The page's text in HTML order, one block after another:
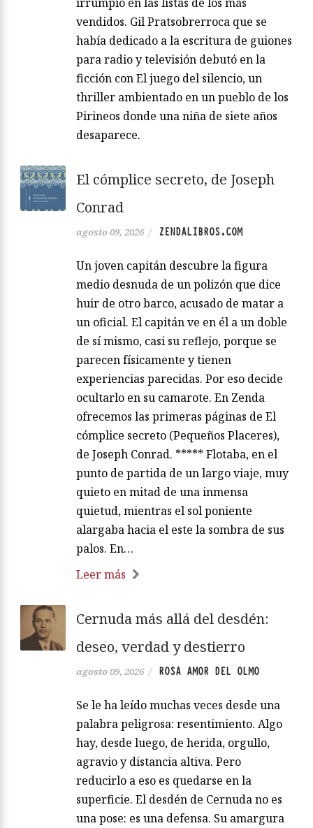
vendidos. Gil Pratsobrerroca que se
había dedicado a la escritura de guiones
para radio y televisión debutó en la
ficción con El juego del silencio, un
thriller ambientado en un pueblo de los
Pirineos donde una niña de siete años
desaparece.
El cómplice secreto, de Joseph
Conrad
agosto 09, 2026 / ZENDALIBROS.COM
Un joven capitán descubre la figura
medio desnuda de un polizón que dice
huir de otro barco, acusado de matar a
un oficial. El capitán ve en él a un doble
de sí mismo, casi su reflejo, porque se
parecen físicamente y tienen
experiencias parecidas. Por eso decide
ocultarlo en su camarote. En Zenda
ofrecemos las primeras páginas de El
cómplice secreto (Pequeños Placeres),
de Joseph Conrad. ***** Flotaba, en el
punto de partida de un largo viaje, muy
quieto en mitad de una inmensa
quietud, mientras el sol poniente
alargaba hacia el este la sombra de sus
palos. En…
Leer más
Cernuda más allá del desdén:
deseo, verdad y destierro
agosto 09, 2026 / ROSA AMOR DEL OLMO
Se le ha leído muchas veces desde una
palabra peligrosa: resentimiento. Algo
hay, desde luego, de herida, orgullo,
agravio y distancia altiva. Pero
reducirlo a eso es quedarse en la
superficie. El desdén de Cernuda no es
una pose: es una defensa. Su amargura